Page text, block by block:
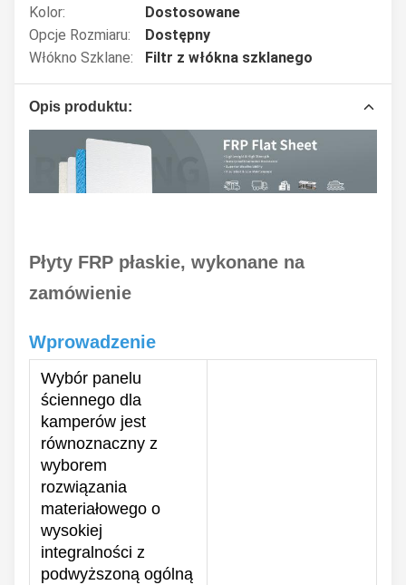
Kolor:
Dostosowane
Opcje Rozmiaru:
Dostępny
Włókno Szklane:
Filtr z włókna szklanego
Opis produktu:
Płyty FRP płaskie, wykonane na
zamówienie
Wprowadzenie
Wybór panelu
ściennego dla
kamperów jest
równoznaczny z
wyborem
rozwiązania
materiałowego o
wysokiej
integralności z
podwyższoną ogólną